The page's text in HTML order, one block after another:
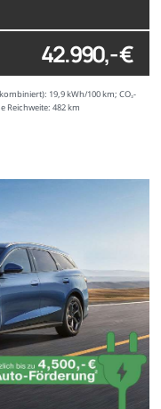
42.990,- €
19,9 kWh/100 km; CO₂-
Reichweite: 482 km